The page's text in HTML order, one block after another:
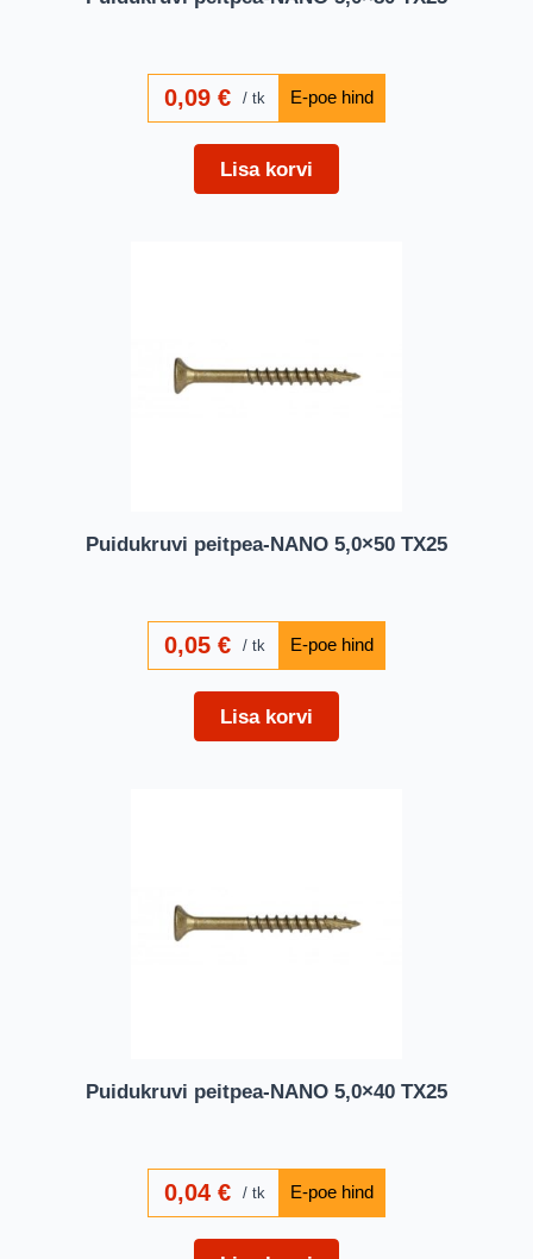
0,09€ tk
Lisa korvi
Puidukruvi peitpea-NANO 5,0×50 TX25
0,05€ tk
Lisa korvi
Puidukruvi peitpea-NANO 5,0×40 TX25
0,04€ tk